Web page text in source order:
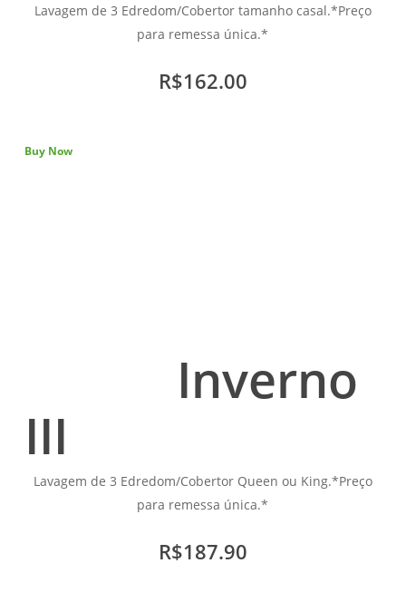
Lavagem de 3 Edredom/Cobertor tamanho casal.*Preço
para remessa única.*
R$162.00
Buy Now
Inverno
III
Lavagem de 3 Edredom/Cobertor Queen ou King.*Preço
para remessa única.*
R$187.90